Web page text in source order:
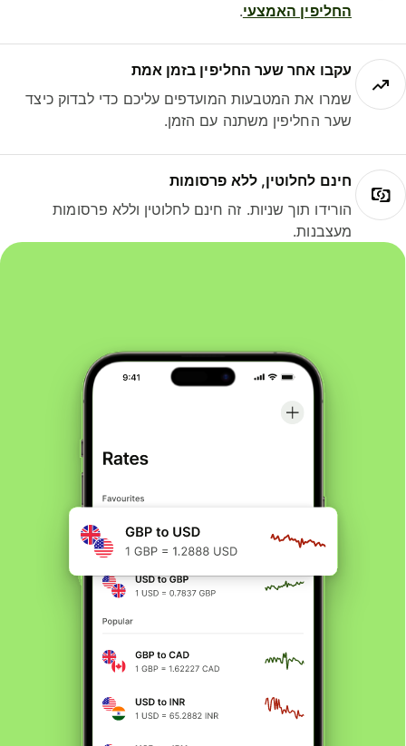
החליפין האמצעי.
עקבו אחר שער החליפין בזמן אמת
שמרו את המטבעות המועדפים עליכם כדי לבדוק כיצד
שער החליפין משתנה עם הזמן.
חינם לחלוטין, ללא פרסומות
הורידו תוך שניות. זה חינם לחלוטין וללא פרסומות
מעצבנות.